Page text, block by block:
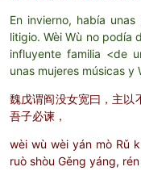
En invierno, había
litigio. Wèi Wù no podía
influyente familia <de
unas mujeres músicas
魏戊谓阎没女宽曰，主以
吾子必谏，
wèi wù wèi yán mò Rǔ
ruò shòu Gěng yáng,